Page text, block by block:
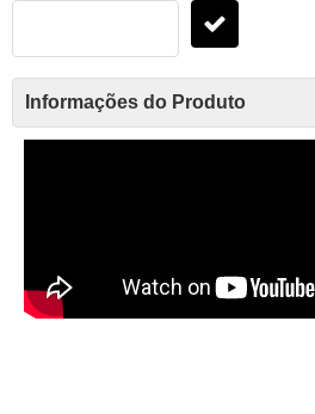
Informações do Produto